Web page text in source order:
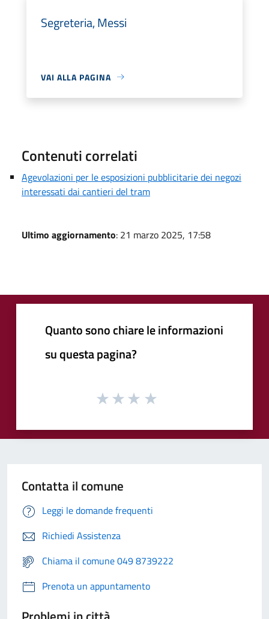
Segreteria, Messi
VAI ALLA PAGINA
Contenuti correlati
Agevolazioni per le esposizioni pubblicitarie dei negozi
interessati dai cantieri del tram
Ultimo aggiornamento: 21 marzo 2025, 17:58
Quanto sono chiare le informazioni
su questa pagina?
Contatta il comune
Leggi le domande frequenti
Richiedi Assistenza
Chiama il comune 049 8739222
Prenota un appuntamento